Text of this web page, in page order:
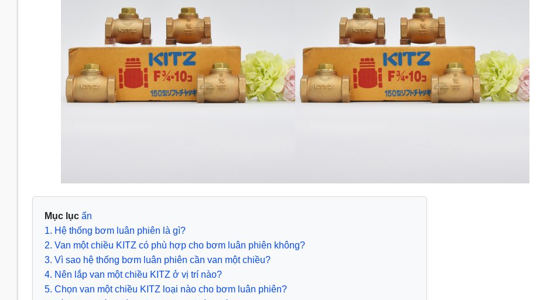
Mục lục ẩn
1. Hệ thống bơm luân phiên là gì?
2. Van một chiều KITZ có phù hợp cho bơm luân phiên không?
3. Vì sao hệ thống bơm luân phiên cần van một chiều?
4. Nên lắp van một chiều KITZ ở vị trí nào?
5. Chọn van một chiều KITZ loại nào cho bơm luân phiên?